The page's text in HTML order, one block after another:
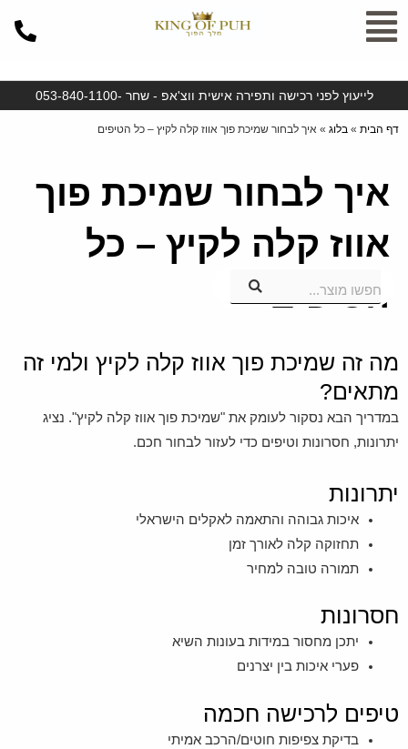
חפשו מוצר...
דילוג
לתוכן
לייעוץ לפני רכישה ותפירה אישית ווצ'אפ - שחר -053-840-1100
דף הבית » בלוג » איך לבחור שמיכת פוך אווז קלה לקיץ – כל הטיפים
איך לבחור שמיכת פוך
אווז קלה לקיץ – כל
הטיפים
מה זה שמיכת פוך אווז קלה לקיץ ולמי זה
מתאים?
במדריך הבא נסקור לעומק את "שמיכת פוך אווז קלה לקיץ". נציג
יתרונות, חסרונות וטיפים כדי לעזור לבחור חכם.
יתרונות
איכות גבוהה והתאמה לאקלים הישראלי
תחזוקה קלה לאורך זמן
תמורה טובה למחיר
חסרונות
יתכן מחסור במידות בעונות השיא
פערי איכות בין יצרנים
טיפים לרכישה חכמה
בדיקת צפיפות חוטים/הרכב אמיתי